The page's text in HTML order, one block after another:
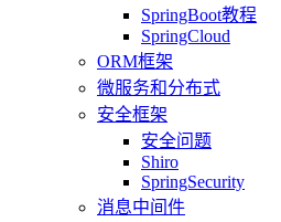
SpringBoot教程
SpringCloud
ORM框架
微服务和分布式
安全框架
安全问题
Shiro
SpringSecurity
消息中间件